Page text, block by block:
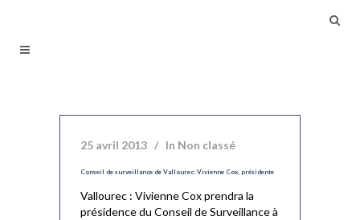
25 avril 2013 In Non classé
Conseil de surveillance de Vallourec: Vivienne Cox, présidente
Vallourec : Vivienne Cox prendra la
présidence du Conseil de Surveillance à